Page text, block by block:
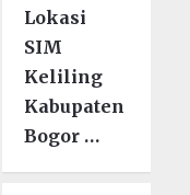
Lokasi
SIM
Keliling
Kabupaten
Bogor …